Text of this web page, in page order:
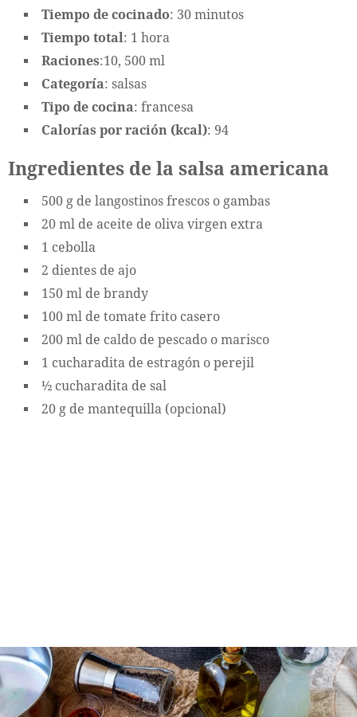
Tiempo de cocinado: 30 minutos
Tiempo total : 1 hora
Raciones:10, 500 ml
Categoría: salsas
Tipo de cocina: francesa
Calorías por ración (kcal): 94
Ingredientes de la salsa americana
500 g de langostinos frescos o gambas
20 ml de aceite de oliva virgen extra
1 cebolla
2 dientes de ajo
150 ml de brandy
100 ml de tomate frito casero
200 ml de caldo de pescado o marisco
1 cucharadita de estragón o perejil
½ cucharadita de sal
20 g de mantequilla (opcional)